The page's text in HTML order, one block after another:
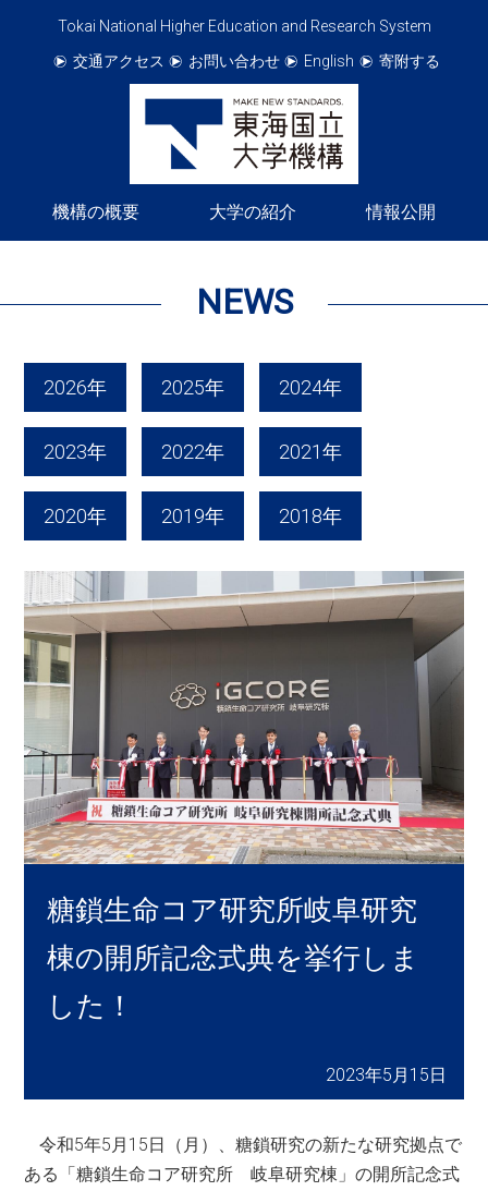
Tokai National Higher Education and Research System
交通アクセス
お問い合わせ English 寄附する
機構の概要 大学の紹介 情報公開
NEWS
2026年 2025年 2024年
2023年 2022年 2021年
2020年 2019年 2018年
糖鎖生命コア研究所岐阜研究
棟の開所記念式典を挙行しま
した！
2023年5月15日
令和5年5月15日（月）、糖鎖研究の新たな研究拠点で
ある「糖鎖生命コア研究所 岐阜研究棟」の開所記念式